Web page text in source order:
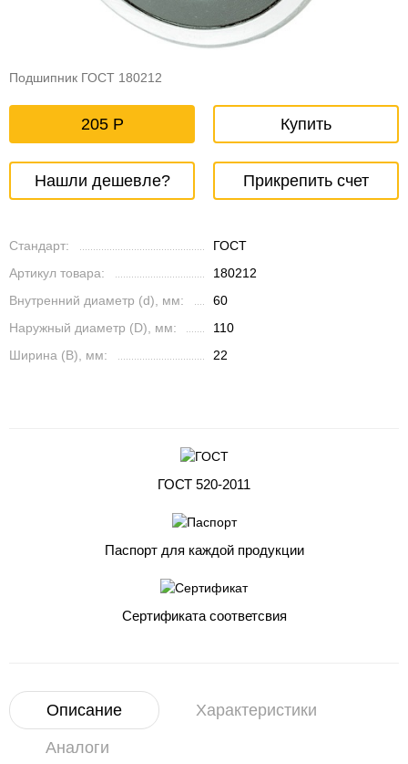
Подшипник ГОСТ 180212
205 Купить
Нашли дешевле? Прикрепить счет
Стандарт:
ГОСТ
Артикул товара:
180212
Внутренний диаметр (d), мм:
60
Наружный диаметр (D), мм:
110
Ширина (B), мм:
22
ГОСТ 520-2011
Паспорт для каждой продукции
Сертификата соответсвия
Описание Характеристики
Аналоги